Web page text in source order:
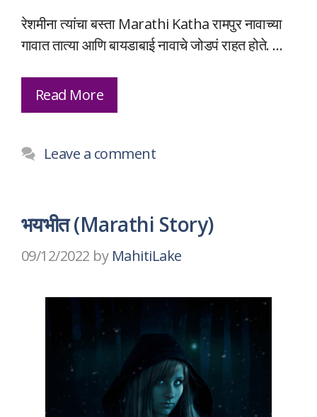
रेशमीना त्यांचा बस्ता Marathi Katha रामपुर नावाच्या
गावात तात्या आणि बायडाबाई नावाचे जोडपं राहत होते. …
Read More
Leave a comment
भयभीत (Marathi Story)
09/12/2022 by MahitiLake